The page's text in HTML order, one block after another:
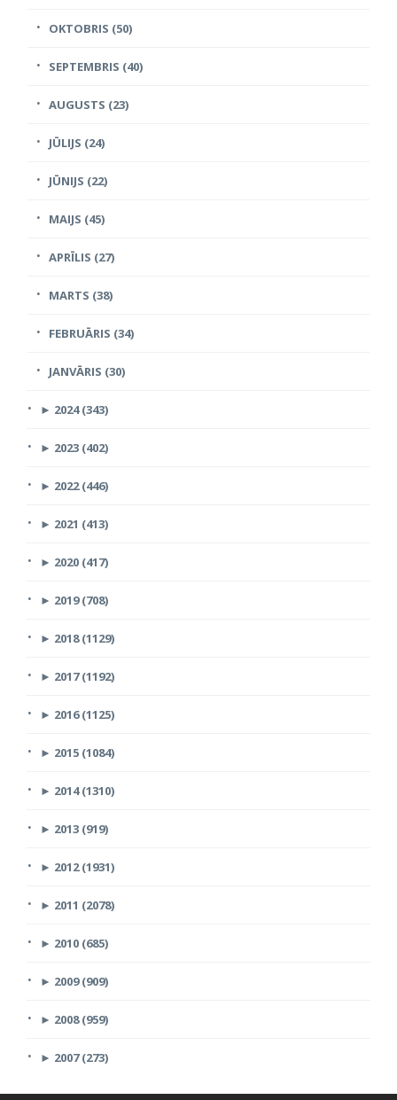
OKTOBRIS (50)
SEPTEMBRIS (40)
AUGUSTS (23)
JŪLIJS (24)
JŪNIJS (22)
MAIJS (45)
APRĪLIS (27)
MARTS (38)
FEBRUĀRIS (34)
JANVĀRIS (30)
► 2024 (343)
► 2023 (402)
► 2022 (446)
► 2021 (413)
► 2020 (417)
► 2019 (708)
► 2018 (1129)
► 2017 (1192)
► 2016 (1125)
► 2015 (1084)
► 2014 (1310)
► 2013 (919)
► 2012 (1931)
► 2011 (2078)
► 2010 (685)
► 2009 (909)
► 2008 (959)
► 2007 (273)